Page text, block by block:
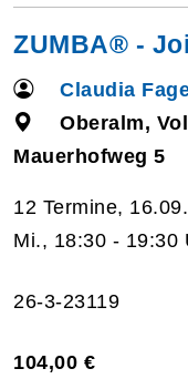
ZUMBA® -
Claudia
Oberalm,
Mauerhofweg 5
12 Termine,
Mi., 18:30 - 19:30
26-3-23119
104,00 €